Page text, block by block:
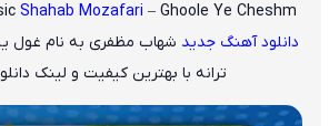
Shahab Mozafari – Ghoole Ye Cheshm
دانلود آهنگ جدید شهاب مظفری به نام غول
ترانه با بهترین کیفیت و لینک